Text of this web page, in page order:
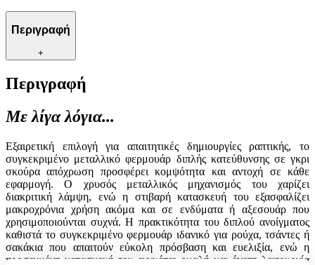
Περιγραφή
+
Περιγραφή
Με λίγα λόγια...
Εξαιρετική επιλογή για απαιτητικές δημιουργίες ραπτικής, το
συγκεκριμένο μεταλλικό φερμουάρ διπλής κατεύθυνσης σε γκρι
σκούρα απόχρωση προσφέρει κομψότητα και αντοχή σε κάθε
εφαρμογή. Ο χρυσός μεταλλικός μηχανισμός του χαρίζει
διακριτική λάμψη, ενώ η στιβαρή κατασκευή του εξασφαλίζει
μακροχρόνια χρήση ακόμα και σε ενδύματα ή αξεσουάρ που
χρησιμοποιούνται συχνά. Η πρακτικότητα του διπλού ανοίγματος
καθιστά το συγκεκριμένο φερμουάρ ιδανικό για ρούχα, τσάντες ή
σακάκια που απαιτούν εύκολη πρόσβαση και ευελιξία, ενώ η
προσεγμένη κατασκευή του εγγυάται ομαλή και άνετη λειτουργία